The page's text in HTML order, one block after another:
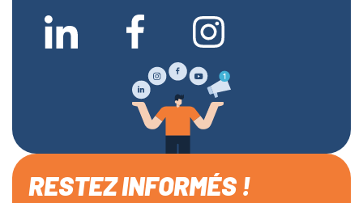
RESTEZ INFORMÉS !